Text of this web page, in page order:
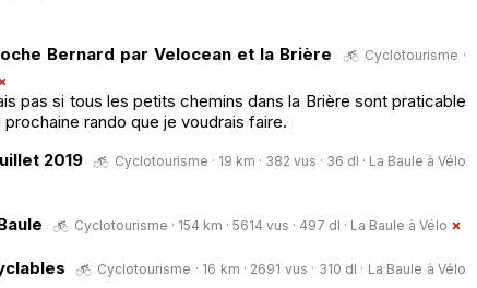
Bernard par Velocean et la Brière
Cyclotourisme ·
pas si tous les petits chemins dans la Brière sont praticable
rando que je voudrais faire.
2019
Cyclotourisme · 19 km · 382 vus · 36 dl · La Baule à Vélo
Cyclotourisme · 154 km · 5614 vus · 497 dl · La Baule à Vélo
Cyclotourisme · 16 km · 2691 vus · 310 dl · La Baule à Vélo